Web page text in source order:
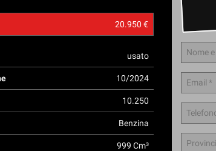
20.950 €
usato
10/2024
10.250
Benzina
999 Cm³